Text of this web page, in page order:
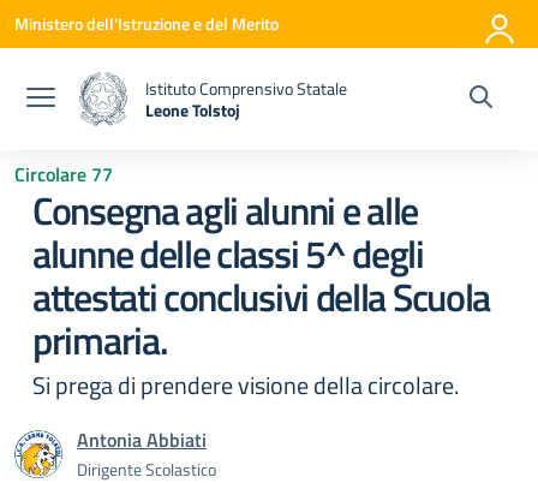
Vai ai contenuti
Vai al menu di navigazione
Vai al footer
Ministero dell'Istruzione e del Merito
Istituto Comprensivo Statale
Leone Tolstoj
Circolare 77
Consegna agli alunni e alle
alunne delle classi 5^ degli
attestati conclusivi della Scuola
primaria.
Si prega di prendere visione della circolare.
Antonia Abbiati
Dirigente Scolastico